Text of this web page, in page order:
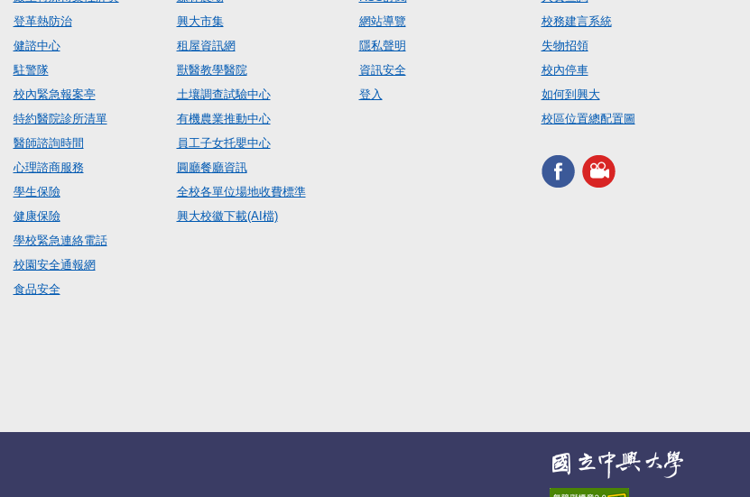
登革熱防治
健諮中心
駐警隊
校內緊急報案亭
特約醫院診所清單
醫師諮詢時間
心理諮商服務
學生保險
健康保險
學校緊急連絡電話
校園安全通報網
食品安全
興大市集
租屋資訊網
獸醫教學醫院
土壤調查試驗中心
有機農業推動中心
員工子女托嬰中心
圓廳餐廳資訊
全校各單位場地收費標準
興大校徽下載(AI檔)
網站導覽
隱私聲明
資訊安全
登入
校務建言系統
失物招領
校內停車
如何到興大
校區位置總配置圖